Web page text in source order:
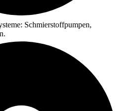
Schmierstoffpumpen,